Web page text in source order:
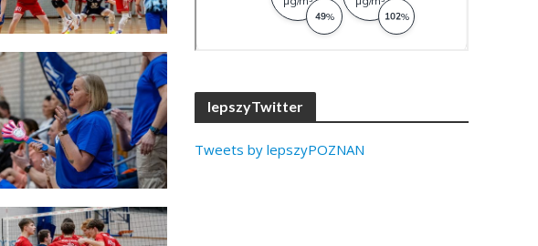
lepszyTwitter
Tweets by lepszyPOZNAN